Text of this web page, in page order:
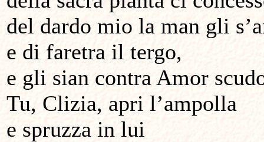
del dardo mio la man gli
e di faretra il tergo,
e gli sian contra Amor
Tu, Clizia, apri l’ampolla
e spruzza in lui